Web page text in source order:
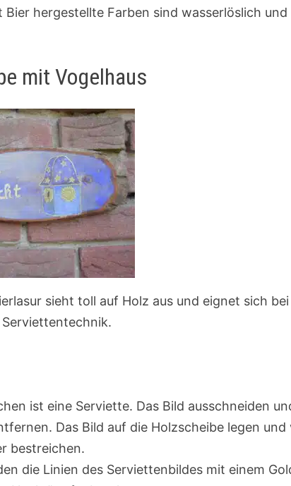
Bier hergestellte Farben sind wasserlöslich
mit Vogelhaus
sieht toll auf Holz aus und eignet sich
ist eine Serviette. Das Bild ausschneiden
Das Bild auf die Holzscheibe legen
bestreichen.
die Linien des Serviettenbildes mit einem